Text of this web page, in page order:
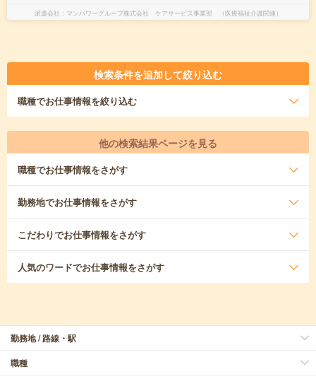
派遣会社 マンパワーグループ株式会社 ケアサービス事業部 （医療福祉介護関連）
検索条件を追加して絞り込む
職種でお仕事情報を絞り込む
他の検索結果ページを見る
職種でお仕事情報をさがす
勤務地でお仕事情報をさがす
こだわりでお仕事情報をさがす
人気のワードでお仕事情報をさがす
勤務地 / 路線・駅
職種